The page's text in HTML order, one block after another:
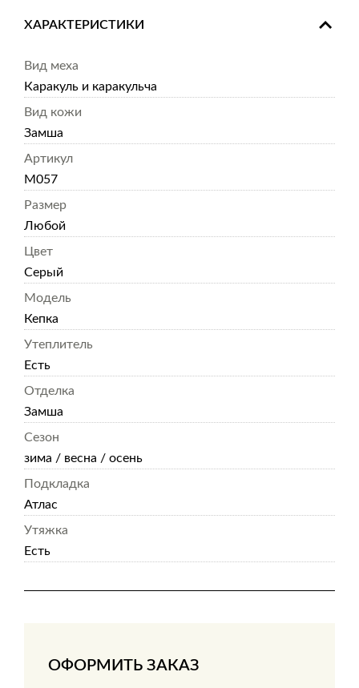
ХАРАКТЕРИСТИКИ
Вид меха
Каракуль и каракульча
Вид кожи
Замша
Артикул
M057
Размер
Любой
Цвет
Серый
Модель
Кепка
Утеплитель
Есть
Отделка
Замша
Сезон
зима / весна / осень
Подкладка
Атлас
Утяжка
Есть
ОФОРМИТЬ ЗАКАЗ